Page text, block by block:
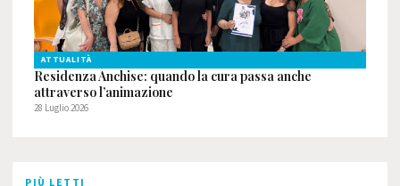
ATTUALITÀ
Residenza Anchise: quando la cura passa anche
attraverso l’animazione
28 Luglio 2026
PIÙ LETTI